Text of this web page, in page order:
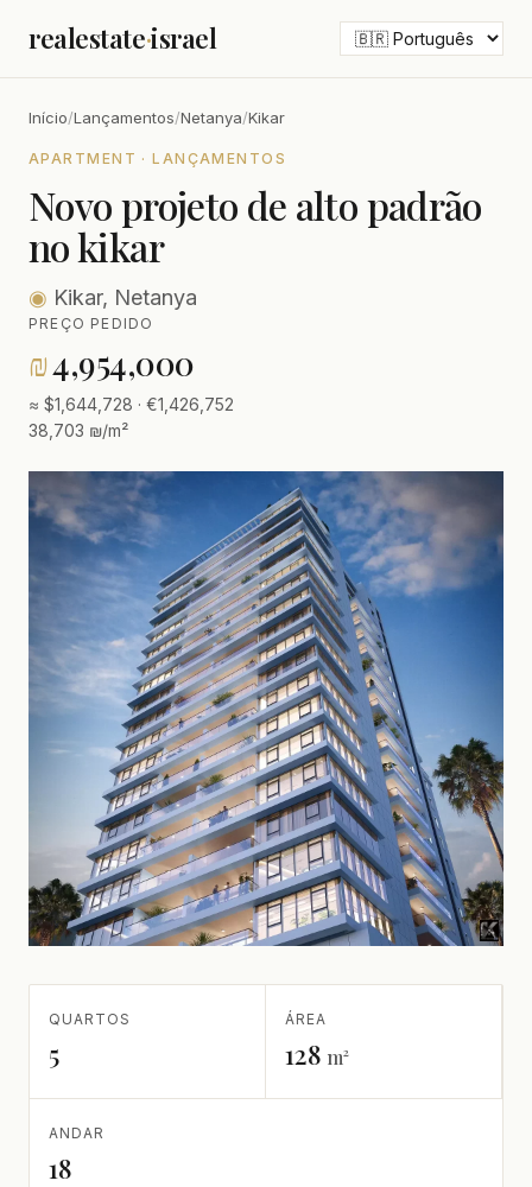
realestate·israel
Início/Lançamentos/Netanya/Kikar
APARTMENT · LANÇAMENTOS
Novo projeto de alto padrão
no kikar
◉ Kikar, Netanya
PREÇO PEDIDO
₪4,954,000
≈ $1,644,728 · €1,426,752
38,703 ₪/m²
QUARTOS
5
ÁREA
128 m²
ANDAR
18